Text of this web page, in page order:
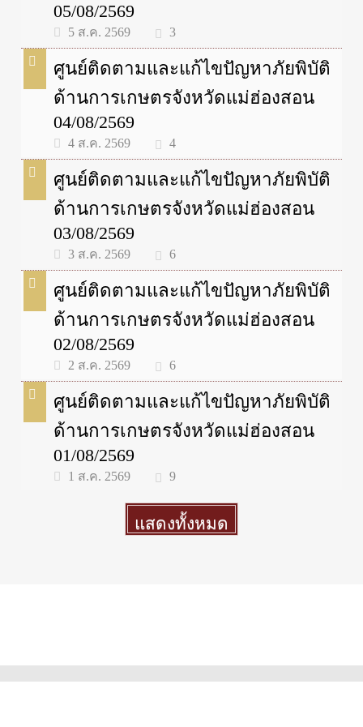
05/08/2569
5 ส.ค. 2569 3
ศูนย์ติดตามและแก้ไขปัญหาภัยพิบัติ
ด้านการเกษตรจังหวัดแม่ฮ่องสอน
04/08/2569
4 ส.ค. 2569 4
ศูนย์ติดตามและแก้ไขปัญหาภัยพิบัติ
ด้านการเกษตรจังหวัดแม่ฮ่องสอน
03/08/2569
3 ส.ค. 2569 6
ศูนย์ติดตามและแก้ไขปัญหาภัยพิบัติ
ด้านการเกษตรจังหวัดแม่ฮ่องสอน
02/08/2569
2 ส.ค. 2569 6
ศูนย์ติดตามและแก้ไขปัญหาภัยพิบัติ
ด้านการเกษตรจังหวัดแม่ฮ่องสอน
01/08/2569
1 ส.ค. 2569 9
แสดงทั้งหมด